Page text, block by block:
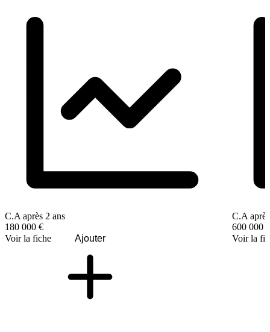
C.A après 2 ans
180 000 €
Voir la fiche
Ajouter
C.A
600 000 €
Voir la